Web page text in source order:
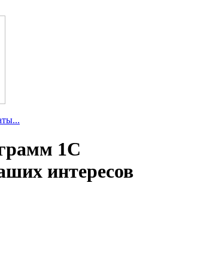
1С
интересов